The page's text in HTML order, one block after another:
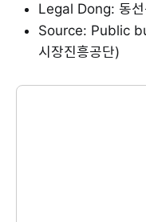
Legal Dong: 동
Source: Public
시장진흥공단)